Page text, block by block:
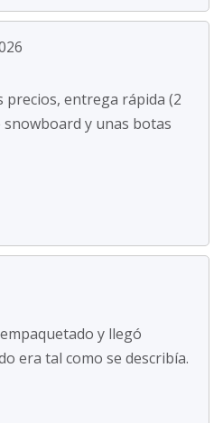
precios, entrega rápida (2
snowboard y unas botas
y llegó
era tal como se describía.